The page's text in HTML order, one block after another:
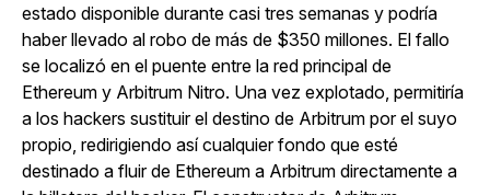
estado disponible durante casi tres semanas y podría
haber llevado al robo de más de $350 millones. El fallo
se localizó en el puente entre la red principal de
Ethereum y Arbitrum Nitro. Una vez explotado, permitiría
a los hackers sustituir el destino de Arbitrum por el suyo
propio, redirigiendo así cualquier fondo que esté
destinado a fluir de Ethereum a Arbitrum directamente a